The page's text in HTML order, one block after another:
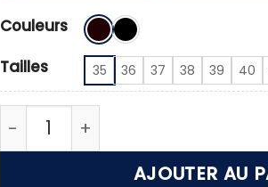
Couleurs
Tailles
35 36 37 38 39 40
quantité de Bottes cavalières
AJOUTER AU